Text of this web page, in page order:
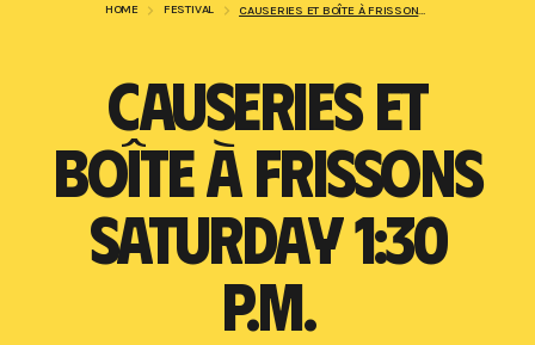
HOME FESTIVAL
CAUSERIES ET
BOÎTE À FRISSONS
SATURDAY 1:30
P.M.